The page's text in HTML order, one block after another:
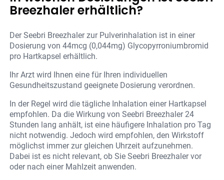
Breezhaler erhältlich?
Der Seebri Breezhaler zur Pulverinhalation ist in einer
Dosierung von 44mcg (0,044mg) Glycopyrroniumbromid
pro Hartkapsel erhältlich.
Ihr Arzt wird Ihnen eine für Ihren individuellen
Gesundheitszustand geeignete Dosierung verordnen.
In der Regel wird die tägliche Inhalation einer Hartkapsel
empfohlen. Da die Wirkung von Seebri Breezhaler 24
Stunden lang anhält, ist eine häufigere Inhalation pro Tag
nicht notwendig. Jedoch wird empfohlen, den Wirkstoff
möglichst immer zur gleichen Uhrzeit aufzunehmen.
Dabei ist es nicht relevant, ob Sie Seebri Breezhaler vor
oder nach einer Mahlzeit anwenden.